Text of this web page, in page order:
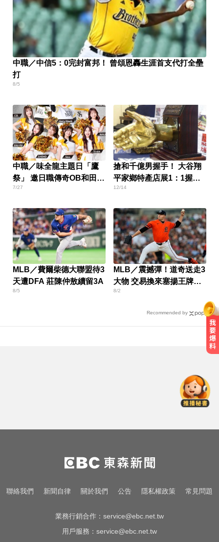
中職／中信5：0完封富邦！ 曾頌恩轟生涯首支代打全壘
打
8/5
中職／味全龍主題日「鷹
祭」 邀日職傳奇OB和田毅
開球
7/27
搶和千億男握手！ 大谷翔
平家鄉特產店展1：1握手
雕像
12/14
MLB／費爾柴德大聯盟待3
天遭DFA 莊陳仲敖續留3A
8/5
MLB／震撼彈！道奇送走3
大物 交易換來塞揚王牌史
庫柏爾
8/2
Recommended by
五峰「8校停課」
熊本強震！台灣送帳篷成搶手物資
日網讚：比政府還快
「白海豚」可放颱風假？蔣萬安：
聯絡我們 新聞自律 關於我們 公告 隱私權政策 常見問題
業務行銷合作： service@ebc.net.tw
用戶服務： service@ebc.net.tw